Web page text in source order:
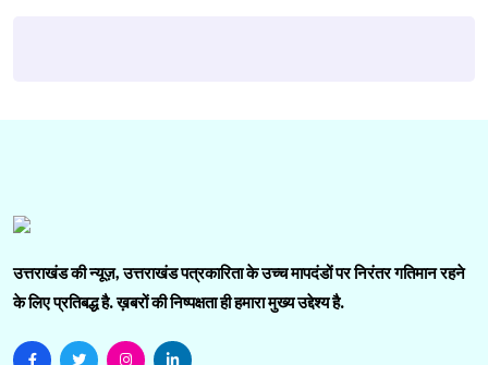
उत्तराखंड की न्यूज़, उत्तराखंड पत्रकारिता के उच्च मापदंडों पर निरंतर गतिमान रहने
के लिए प्रतिबद्ध है. ख़बरों की निष्पक्षता ही हमारा मुख्य उद्देश्य है.